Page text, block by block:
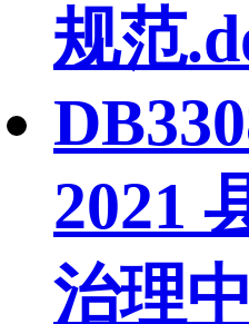
规范
2021
治理